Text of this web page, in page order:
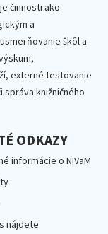
činnosti ako
a
škôl a
externé testovanie
správa knižničného
ODKAZY
informácie o NIVaM
nájdete